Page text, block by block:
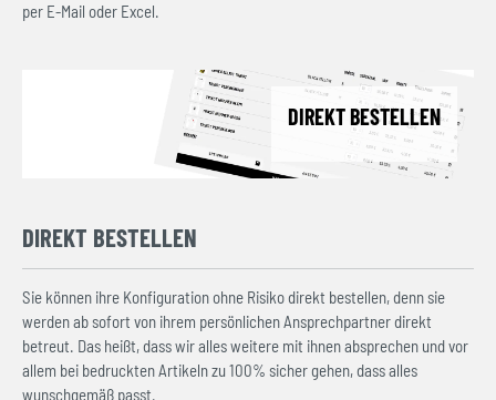
per E-Mail oder Excel.
DIREKT BESTELLEN
DIREKT BESTELLEN
Sie können ihre Konfiguration ohne Risiko direkt bestellen, denn sie
werden ab sofort von ihrem persönlichen Ansprechpartner direkt
betreut. Das heißt, dass wir alles weitere mit ihnen absprechen und vor
allem bei bedruckten Artikeln zu 100% sicher gehen, dass alles
wunschgemäß passt.